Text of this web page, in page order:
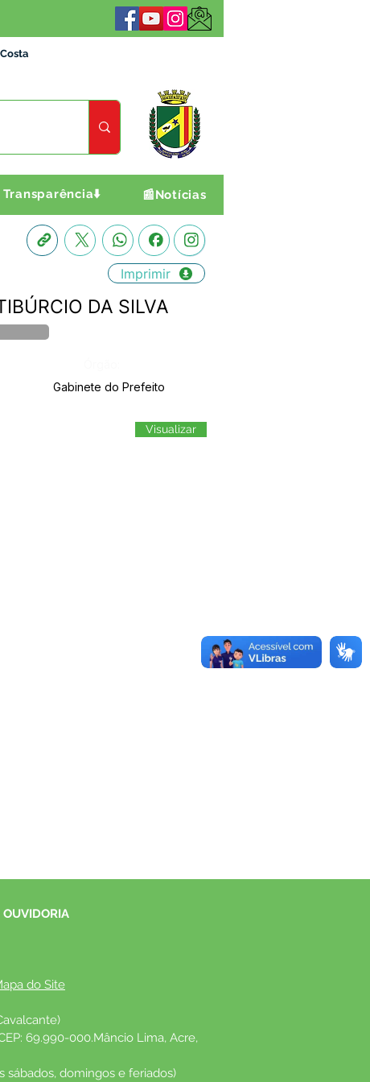
Transparência⬇️ 📰Notícias
Imprimir
DA SILVA
Gabinete do Prefeito
Visualizar
OUVIDORIA
do Site
69.990-000.Mâncio Lima, Acre,
sábados, domingos e feriados)